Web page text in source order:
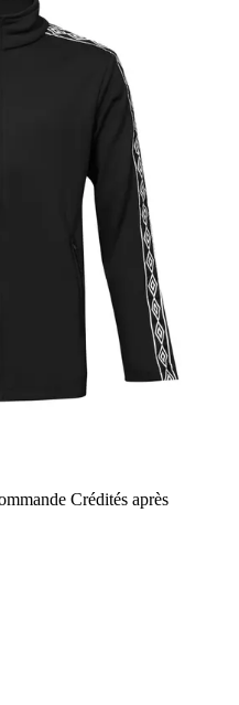
Crédités après